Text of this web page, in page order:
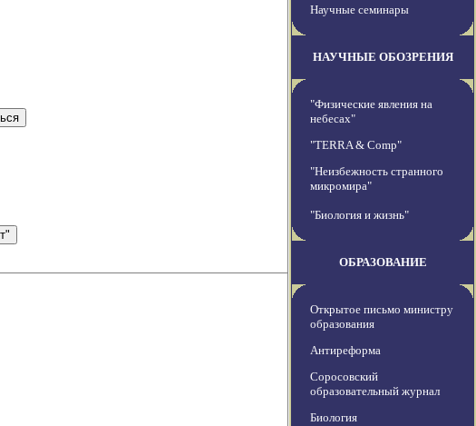
Научные семинары
НАУЧНЫЕ ОБОЗРЕНИЯ
"Физические явления на
небесах"
"TERRA & Comp"
"Неизбежность странного
микромира"
"Биология и жизнь"
ОБРАЗОВАНИЕ
Открытое письмо министру
образования
Антиреформа
Соросовский
образовательный журнал
Биология